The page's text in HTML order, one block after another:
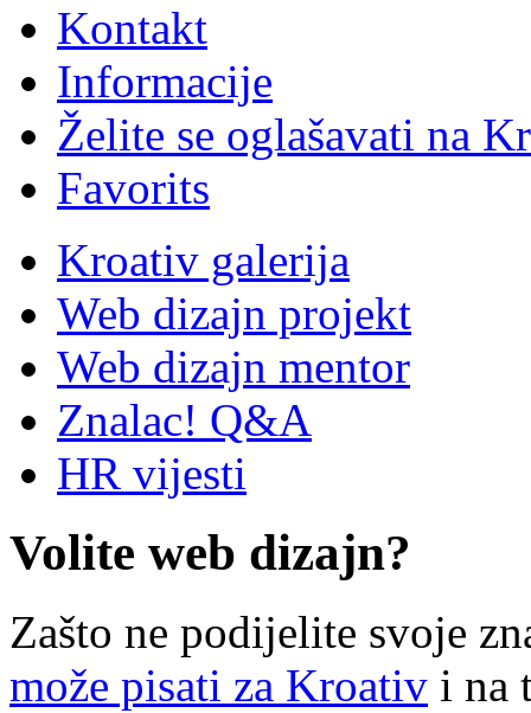
Kontakt
Informacije
Želite se oglašavati na
Favorits
Kroativ galerija
Web dizajn projekt
Web dizajn mentor
Znalac! Q&A
HR vijesti
Volite web dizajn?
Zašto ne podijelite svoje
može pisati za Kroativ i na